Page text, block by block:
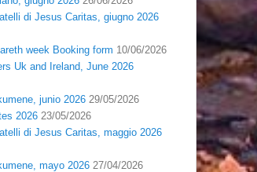
di Jesus Caritas, giugno 2026
week Booking form 10/06/2026
Uk and Ireland, June 2026
junio 2026 29/05/2026
2026 23/05/2026
di Jesus Caritas, maggio 2026
mayo 2026 27/04/2026